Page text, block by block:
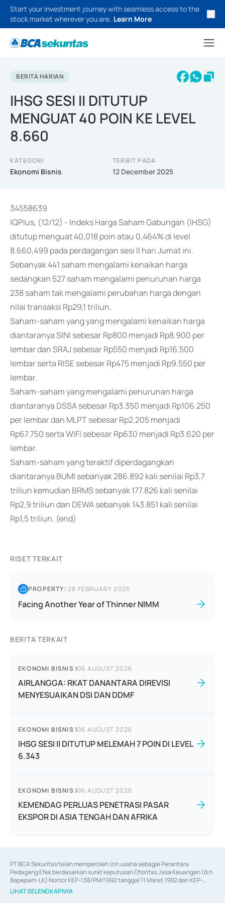
Start your investment journey with seamless access to the
stock market wherever you are. Learn More
BERITA HARIAN
IHSG SESI II DITUTUP
MENGUAT 40 POIN KE LEVEL
8.660
KATEGORI
Ekonomi Bisnis
TERBIT PADA
12 December 2025
34558639
IQPlus, (12/12) - Indeks Harga Saham Gabungan (IHSG)
ditutup menguat 40,018 poin atau 0,464% di level
8.660,499 pada perdagangan sesi II hari Jumat ini.
Sebanyak 441 saham mengalami kenaikan harga
sedangkan 527 saham mengalami penurunan harga
238 saham tak mengalami perubahan harga dengan
nilai transaksi Rp29,1 triliun.
Saham-saham yang yang mengalami kenaikan harga
diantaranya SINI sebesar Rp800 menjadi Rp8.900 per
lembar dan SRAJ sebesar Rp550 menjadi Rp16.500
lembar serta RISE sebesar Rp475 menjadi Rp9.550 per
lembar.
Saham-saham yang mengalami penurunan harga
diantaranya DSSA sebesar Rp3.350 menjadi Rp106.250
per lembar dan MLPT sebesar Rp2.205 menjadi
Rp67.750 serta WIFI sebesar Rp630 menjadi Rp3.620 per
lembar.
Saham-saham yang teraktif diperdagangkan
diantaranya BUMI sebanyak 286.892 kali senilai Rp3,7
triliun kemudian BRMS sebanyak 177.826 kali senilai
Rp2,9 triliun dan DEWA sebanyak 143.851 kali senilai
Rp1,5 triliun. (end)
RISET TERKAIT
PROPERTY|28 FEBRUARY 2025
Facing Another Year of Thinner NIMM
BERITA TERKAIT
EKONOMI BISNIS |06 AUGUST 2026
AIRLANGGA: RKAT DANANTARA DIREVISI
MENYESUAIKAN DSI DAN DDMF
EKONOMI BISNIS |06 AUGUST 2026
IHSG SESI II DITUTUP MELEMAH 7 POIN DI LEVEL
6.343
EKONOMI BISNIS |06 AUGUST 2026
KEMENDAG PERLUAS PENETRASI PASAR
EKSPOR DI ASIA TENGAH DAN AFRIKA
PT BCA Sekuritas telah memperoleh izin usaha sebagai Perantara
Pedagang Efek berdasarkan surat keputusan Otoritas Jasa Keuangan (d.h
Bapepam-LK) Nomor KEP-138/PM/1992 tanggal 11 Maret 1992 dan KEP-
06/D.04/2014 tanggal 28 Februari 2014, izin usaha sebagai Penjamin Emisi
Efek berdasarkan surat keputusan Otoritas Jasa Keuangan Nomor KEP-
LIHAT SELENGKAPNYA